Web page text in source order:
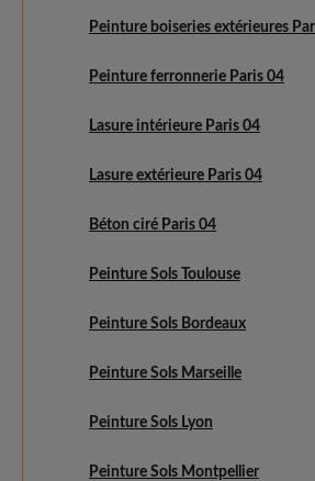
Peinture boiseries extérieures
Peinture ferronnerie Paris 04
Lasure intérieure Paris 04
Lasure extérieure Paris 04
Béton ciré Paris 04
Peinture Sols Toulouse
Peinture Sols Bordeaux
Peinture Sols Marseille
Peinture Sols Lyon
Peinture Sols Montpellier